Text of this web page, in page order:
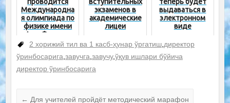
Международна
я олимпиада по
физике имени
Аль-Фергани
экзаменов в
академические
лицеи
выдаваться в
электронном
виде
2 хорижий тил ва 1 касб-ҳунар ўргатиш, директор
ўринбосарига завучга завучу,ўқув ишлари бўйича
директор ўринбосарига
← Для учителей пройдёт методический марафон